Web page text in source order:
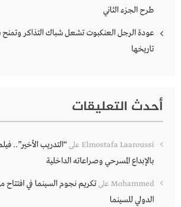
طرح الجزء الثاني
عودة الرجل العنكبوت تشعل شباك التذاكر وتمنح
تاريخها
أحدث التعليقات
Elmostafa Laaroussi على“التدريب الأخير”..
بالإبداع المسرحي وصراعاته الداخلية
Mohammed علىتكريم نجوم السينما في افتتاح
الدولي للسينما